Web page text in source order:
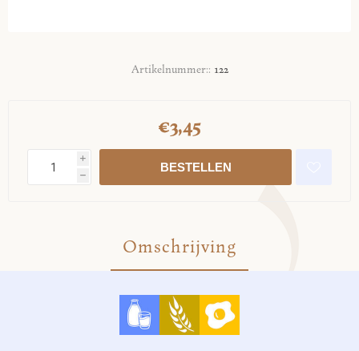
Artikelnummer:: 122
€3,45
i
h
Omschrijving